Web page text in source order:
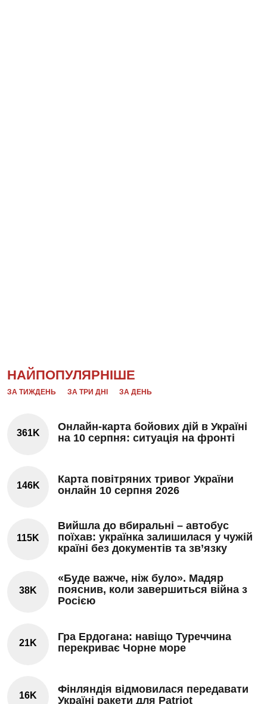
НАЙПОПУЛЯРНІШЕ
ЗА ТИЖДЕНЬ ЗА ТРИ ДНІ ЗА ДЕНЬ
361K
Онлайн-карта бойових дій в Україні
на 10 серпня: ситуація на фронті
146K
Карта повітряних тривог України
онлайн 10 серпня 2026
115K
Вийшла до вбиральні – автобус
поїхав: українка залишилася у чужій
країні без документів та зв’язку
38K
«Буде важче, ніж було». Мадяр
пояснив, коли завершиться війна з
Росією
21K
Гра Ердогана: навіщо Туреччина
перекриває Чорне море
16K
Фінляндія відмовилася передавати
Україні ракети для Patriot